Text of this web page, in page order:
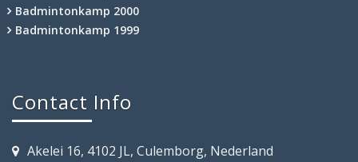
Badmintonkamp 2000
Badmintonkamp 1999
Contact Info
Akelei 16, 4102 JL, Culemborg, Nederland